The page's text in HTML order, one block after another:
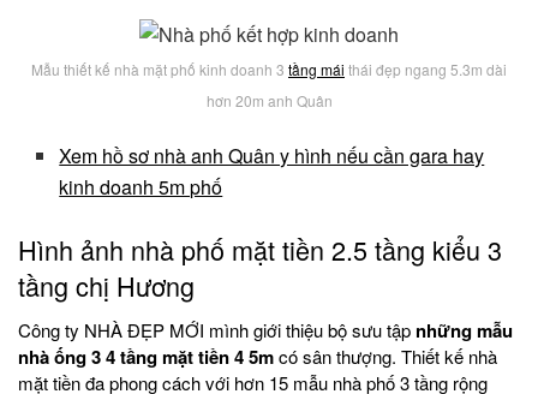
Mẫu thiết kế nhà mặt phố kinh doanh 3 tầng mái thái đẹp ngang 5.3m dài
hơn 20m anh Quân
Xem hồ sơ nhà anh Quân y hình nếu cần gara hay
kinh doanh 5m phố
Hình ảnh nhà phố mặt tiền 2.5 tầng kiểu 3
tầng chị Hương
Công ty NHÀ ĐẸP MỚI mình giới thiệu bộ sưu tập những mẫu
nhà ống 3 4 tầng mặt tiền 4 5mcó sân thượng. Thiết kế nhà
mặt tiền đa phong cách với hơn 15 mẫu nhà phố 3 tầng rộng